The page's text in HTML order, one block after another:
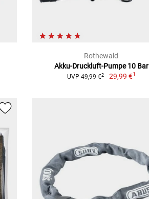
Rothewald
Akku-Druckluft-Pumpe 10 Bar
UVP 49,99 €2 29,99 €1